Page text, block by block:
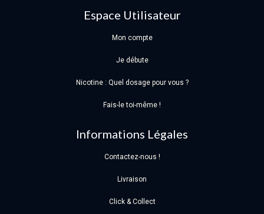
Espace Utilisateur
Mon compte
Je débute
Nicotine : Quel dosage pour vous ?
Fais-le toi-même !
Informations Légales
Contactez-nous !
Livraison
Click & Collect